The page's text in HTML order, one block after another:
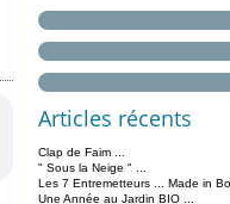
Articles récents
Clap de Faim ...
" Sous la Neige " ...
Les 7 Entremetteurs ... Made in
Une Année au Jardin BIO ...